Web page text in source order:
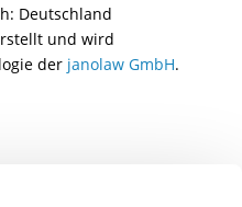
Deutschland
und wird
der janolaw GmbH.